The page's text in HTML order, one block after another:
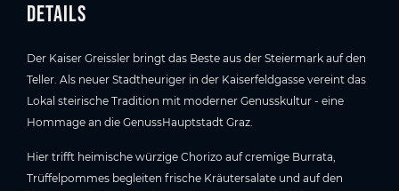
Details
Der Kaiser Greissler bringt das Beste aus der Steiermark auf den
Teller. Als neuer Stadtheuriger in der Kaiserfeldgasse vereint das
Lokal steirische Tradition mit moderner Genusskultur - eine
Hommage an die GenussHauptstadt Graz.
Hier trifft heimische würzige Chorizo auf cremige Burrata,
Trüffelpommes begleiten frische Kräutersalate und auf den